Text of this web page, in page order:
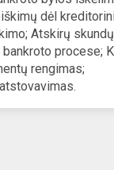
dėl
Atskirų skundų
procese;
rengimas;